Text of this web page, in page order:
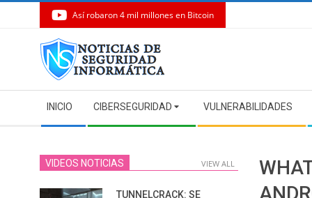
Así robaron 4 mil millones en Bitcoin
Navigation
Menu
INICIO CIBERSEGURIDAD VULNERABILIDADES
VIDEOS NOTICIAS VIEW ALL
TUNNELCRACK: SE